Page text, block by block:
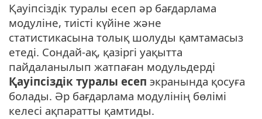
Қауіпсіздік туралы есеп әр бағдарлама
модуліне, тиісті күйіне және
статистикасына толық шолуды қамтамасыз
етеді. Сондай-ақ, қазіргі уақытта
пайдаланылып жатпаған модульдерді
Қауіпсіздік туралы есеп экранында қосуға
болады. Әр бағдарлама модулінің бөлімі
келесі ақпаратты қамтиды.